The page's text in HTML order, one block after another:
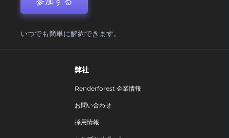
いつでも簡単に解約できます。
弊社
Renderforest 企業情報
お問い合わせ
採用情報